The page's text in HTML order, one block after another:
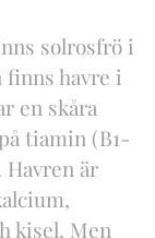
solrosfrö i
havre i
en skåra
tiamin (B1-
är
kisel. Men